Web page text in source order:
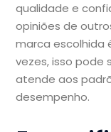
qualidade e
opiniões de
marca escolhida
vezes, isso pode
atende aos
desempenho.